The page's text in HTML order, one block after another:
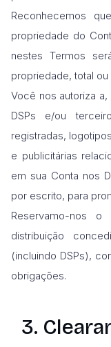
Reconhecemos
propriedade do
nestes Termos
propriedade, total
Você nos autoriza
DSPs e/ou
registradas,
e publicitárias
em sua Conta nos
por escrito, para
Reservamo-nos
distribuição
(incluindo DSPs),
obrigações.
3.